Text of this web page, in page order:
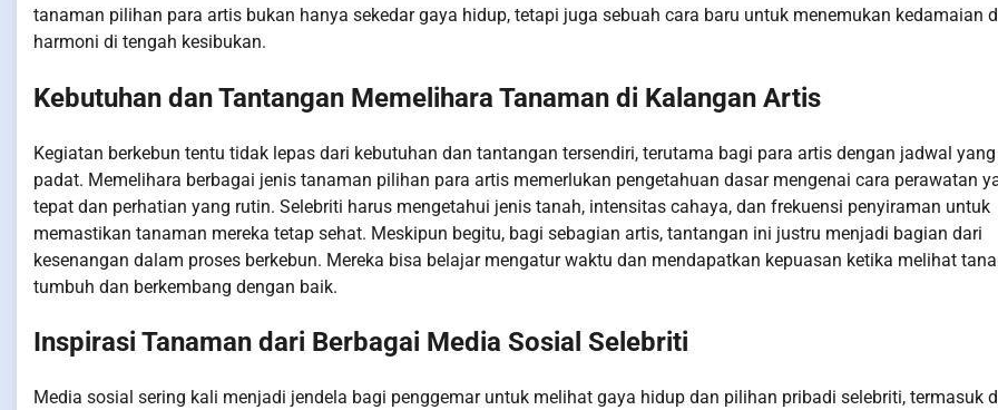
tanaman pilihan para artis bukan hanya sekedar gaya hidup, tetapi juga sebuah cara baru untuk menemukan kedamaian
harmoni di tengah kesibukan.
Kebutuhan dan Tantangan Memelihara Tanaman di Kalangan Artis
Kegiatan berkebun tentu tidak lepas dari kebutuhan dan tantangan tersendiri, terutama bagi para artis dengan jadwal yang
padat. Memelihara berbagai jenis tanaman pilihan para artis memerlukan pengetahuan dasar mengenai cara perawatan
tepat dan perhatian yang rutin. Selebriti harus mengetahui jenis tanah, intensitas cahaya, dan frekuensi penyiraman untuk
memastikan tanaman mereka tetap sehat. Meskipun begitu, bagi sebagian artis, tantangan ini justru menjadi bagian dari
kesenangan dalam proses berkebun. Mereka bisa belajar mengatur waktu dan mendapatkan kepuasan ketika melihat
tumbuh dan berkembang dengan baik.
Inspirasi Tanaman dari Berbagai Media Sosial Selebriti
Media sosial sering kali menjadi jendela bagi penggemar untuk melihat gaya hidup dan pilihan pribadi selebriti, termasuk